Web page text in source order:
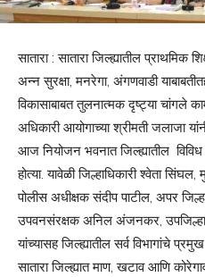
सातारा : सातारा जिल्ह्यातील
अन्न सुरक्षा, मनरेगा, अंगणवाडी
विकासाबाबत तुलनात्मक दृष्ट्या चांगले
अधिकारी आयोगाच्या श्रीमती जलाजा
आज नियोजन भवनात जिल्ह्यातील विविध
होत्या. यावेळी जिल्हाधिकारी श्वेता
पोलीस अधीक्षक संदीप पाटील, अपर
उपवनसंरक्षक अनिल अंजनकर,
यांच्यासह जिल्ह्यातील सर्व विभागांचे
सातारा जिल्ह्यात माण, खटाव आणि